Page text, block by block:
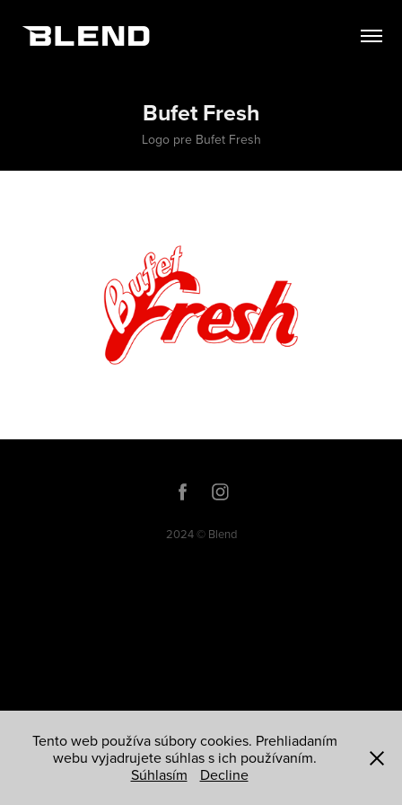
Bufet Fresh
Logo pre Bufet Fresh
2024 © Blend
Tento web používa súbory cookies. Prehliadaním
webu vyjadrujete súhlas s ich používaním.
Súhlasím
Decline